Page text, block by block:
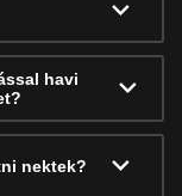
havi
nektek?